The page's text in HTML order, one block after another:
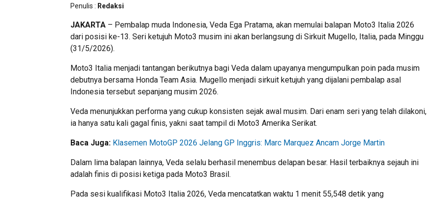
Penulis : Redaksi
JAKARTA – Pembalap muda Indonesia, Veda Ega Pratama, akan memulai balapan Moto3 Italia 2026
dari posisi ke-13. Seri ketujuh Moto3 musim ini akan berlangsung di Sirkuit Mugello, Italia, pada Minggu
(31/5/2026).
Moto3 Italia menjadi tantangan berikutnya bagi Veda dalam upayanya mengumpulkan poin pada musim
debutnya bersama Honda Team Asia. Mugello menjadi sirkuit ketujuh yang dijalani pembalap asal
Indonesia tersebut sepanjang musim 2026.
Veda menunjukkan performa yang cukup konsisten sejak awal musim. Dari enam seri yang telah dilakoni,
ia hanya satu kali gagal finis, yakni saat tampil di Moto3 Amerika Serikat.
Baca Juga: Klasemen MotoGP 2026 Jelang GP Inggris: Marc Marquez Ancam Jorge Martin
Dalam lima balapan lainnya, Veda selalu berhasil menembus delapan besar. Hasil terbaiknya sejauh ini
adalah finis di posisi ketiga pada Moto3 Brasil.
Pada sesi kualifikasi Moto3 Italia 2026, Veda mencatatkan waktu 1 menit 55,548 detik yang